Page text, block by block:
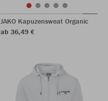
JAKO Kapuzensweat Organic
ab 36,49 €